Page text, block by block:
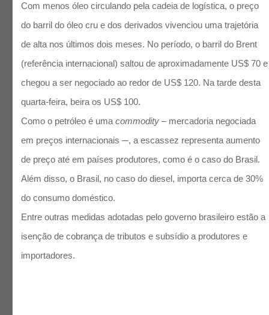
Com menos óleo circulando pela cadeia de logística, o preço
do barril do óleo cru e dos derivados vivenciou uma trajetória
de alta nos últimos dois meses. No período, o barril do Brent
(referência internacional) saltou de aproximadamente US$ 70 e
chegou a ser negociado ao redor de US$ 120. Na tarde desta
quarta-feira, beira os US$ 100.
Como o petróleo é umacommodity – mercadoria negociada
em preços internacionais ─, a escassez representa aumento
de preço até em países produtores, como é o caso do Brasil.
Além disso, o Brasil, no caso do diesel, importa cerca de 30%
do consumo doméstico.
Entre outras medidas adotadas pelo governo brasileiro estão a
isenção de cobrança de tributos e subsídio a produtores e
importadores.